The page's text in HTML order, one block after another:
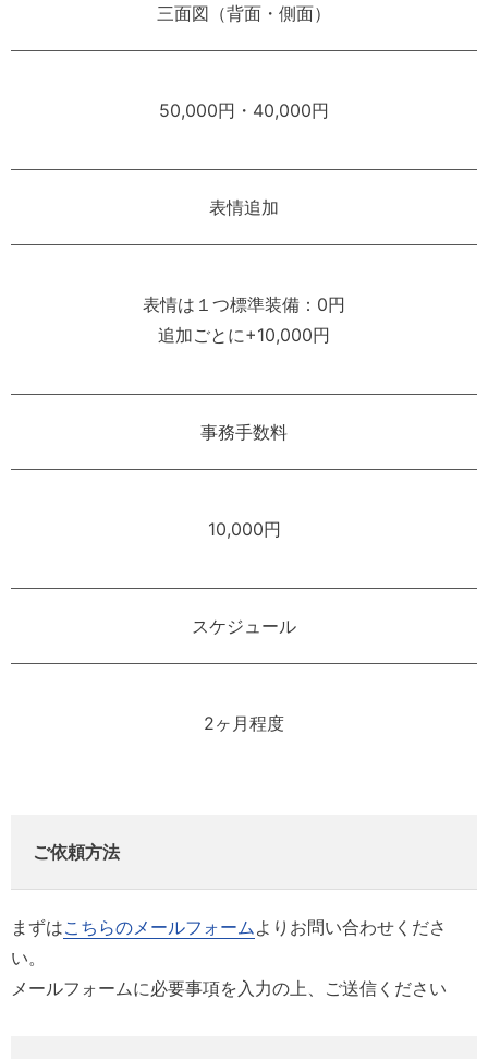
三面図（背面・側面）
50,000円・40,000円
表情追加
表情は１つ標準装備：0円
追加ごとに+10,000円
事務手数料
10,000円
スケジュール
2ヶ月程度
ご依頼方法
まずはこちらのメールフォーム よりお問い合わせくださ
い。
メールフォームに必要事項を入力の上、ご送信ください